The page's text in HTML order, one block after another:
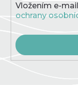
Vložením e-
ochrany